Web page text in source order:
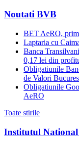
Noutati BVB
BET AeRO,
Laptaria cu
Banca
0,17 lei din
Obligatiunile
de Valori
Obligatiunile
AeRO
Toate stirile
Institutul National